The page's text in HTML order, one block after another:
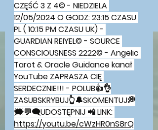
CZĘŚĆ 3 Z 4© - NIEDZIELA
12/05/2024 O GODZ: 23:15 CZASU
PL ( 10:15 PM CZASU UK) -
GUARDIAN REIYEL© - SOURCE
CONSCIOUSNESS 2222© - Angelic
Tarot & Oracle Guidance kanał
YouTube ZAPRASZA CIĘ
SERDECZNIE!!! - POLUB👍👌
ZASUBSKRYBUJ👆🔔SKOMENTUJ💭
🗯💬🗨UDOSTĘPNIJ 📲 LINK:
https://youtu.be/cWzHR0nS8rQ